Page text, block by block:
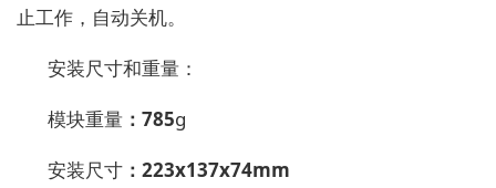
止工作，自动关机。
安装尺寸和重量：
模块重量 ： 785g
安装尺寸 ： 223x137x74mm